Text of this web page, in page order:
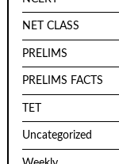
NET CLASS
PRELIMS
PRELIMS FACTS
TET
Uncategorized